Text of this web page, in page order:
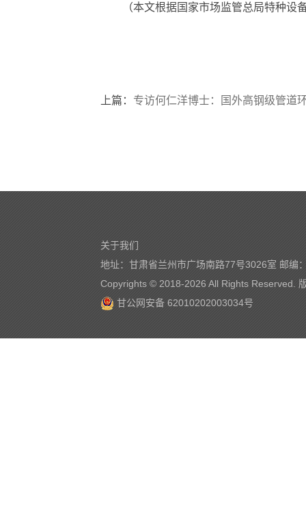
（本文根据国家市场监管总局特种
上篇： 专访何仁洋博士：国外高钢级管道
关于我们
地址：甘肃省兰州市广场南路77号3026室 邮编
Copyrights © 2018-2026 All Rights Reserved.
甘公网安备 62010202003034号